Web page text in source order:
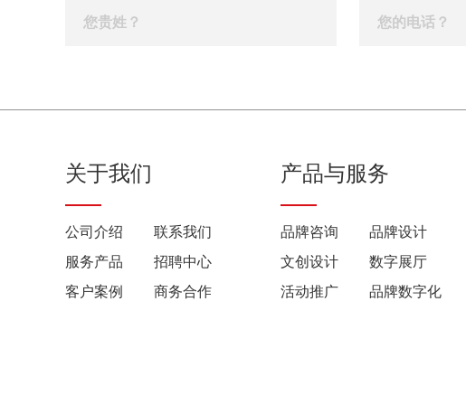
关于我们
公司介绍
联系我们
服务产品
招聘中心
客户案例
商务合作
产品与服务
品牌咨询
品牌设计
文创设计
数字展厅
活动推广
品牌数字化